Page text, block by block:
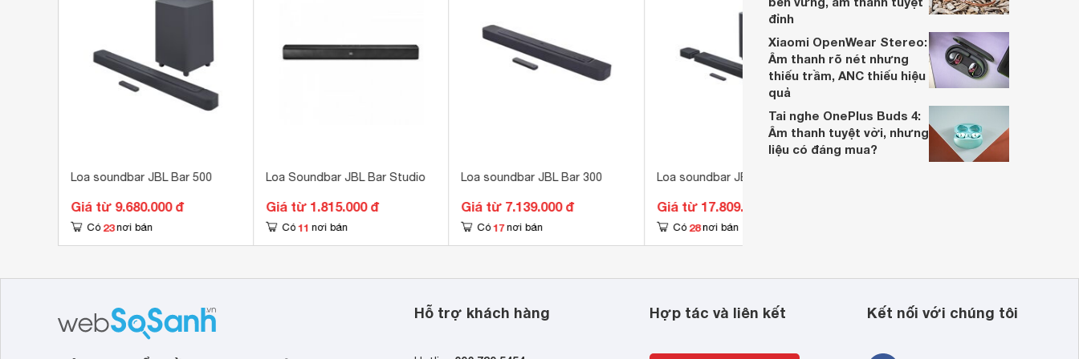
Điều khiển dễ dàng với mọi đối tượng
Loa Bluetooth Bar 2.0 All-In-One BAR20AIOBLKAS phía trên với dải nút điều khiển âm lượng, bật tắt nguồn
và nút chọn nguồn vào âm thanh cực kỳ tiện lợi phù hợp với mọi đối tượng sử dụng
Loa soundbar JBL Bar 500
Giá từ 9.680.000 đ
Có 23 nơi bán
Loa Soundbar JBL Bar Studio
Giá từ 1.815.000 đ
Có 11 nơi bán
Loa soundbar JBL Bar 300
Giá từ 7.139.000 đ
Có 17 nơi bán
Loa soundbar JBL Bar 1000
Giá từ 17.809.000 đ
Có 28 nơi bán
đỉnh
Xiaomi OpenWear Stereo:
Âm thanh rõ nét nhưng
thiếu trầm, ANC thiếu hiệu
quả
Tai nghe OnePlus Buds 4:
Âm thanh tuyệt vời, nhưng
liệu có đáng mua?
Hỗ trợ khách hàng Hợp tác và liên kết Kết nối với chúng tôi